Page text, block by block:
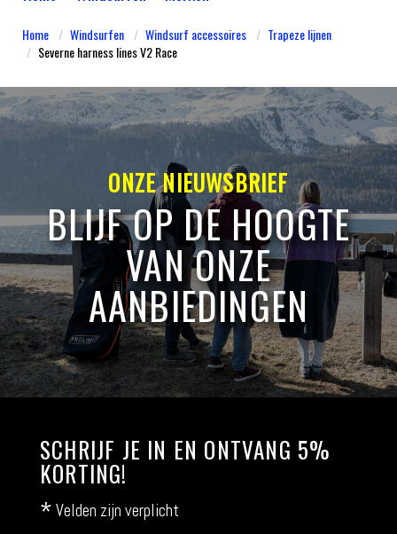
Home Windsurfen Windsurf accessoires
Trapeze lijnen
Severne harness lines V2 Race
ONZE NIEUWSBRIEF
BLIJF OP DE HOOGTE
VAN ONZE
AANBIEDINGEN
SCHRIJF JE IN EN ONTVANG 5%
KORTING!
* Velden zijn verplicht